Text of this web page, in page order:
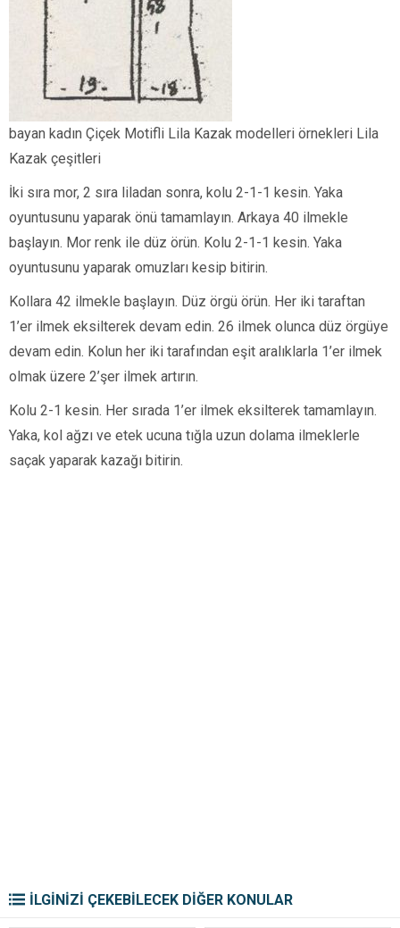
bayan kadın Çiçek Motifli Lila Kazak modelleri örnekleri Lila
Kazak çeşitleri
İki sıra mor, 2 sıra liladan sonra, kolu 2-1-1 kesin. Yaka
oyuntusunu yaparak önü tamamlayın. Arkaya 40 ilmekle
başlayın. Mor renk ile düz örün. Kolu 2-1-1 kesin. Yaka
oyuntusunu yaparak omuzları kesip bitirin.
Kollara 42 ilmekle başlayın. Düz örgü örün. Her iki taraftan
1’er ilmek eksilterek devam edin. 26 ilmek olunca düz örgüye
devam edin. Kolun her iki tarafından eşit aralıklarla 1’er ilmek
olmak üzere 2’şer ilmek artırın.
Kolu 2-1 kesin. Her sırada 1’er ilmek eksilterek tamamlayın.
Yaka, kol ağzı ve etek ucuna tığla uzun dolama ilmeklerle
saçak yaparak kazağı bitirin.
İLGİNİZİ ÇEKEBİLECEK DİĞER KONULAR